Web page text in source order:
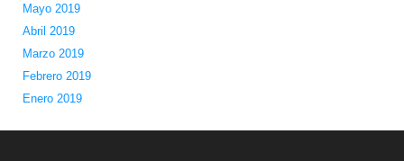
Mayo 2019
Abril 2019
Marzo 2019
Febrero 2019
Enero 2019